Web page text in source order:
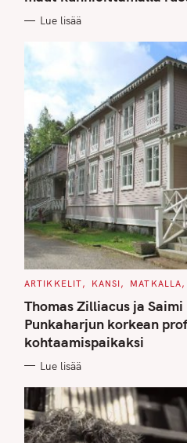
O
I
Lue lisää
C
T
E
G
O
R
I
S
ARTIKKELIT KANSI MATKALLA
Thomas Zilliacus ja
Punkaharjun korkean
kohtaamispaikaksi
Lue lisää